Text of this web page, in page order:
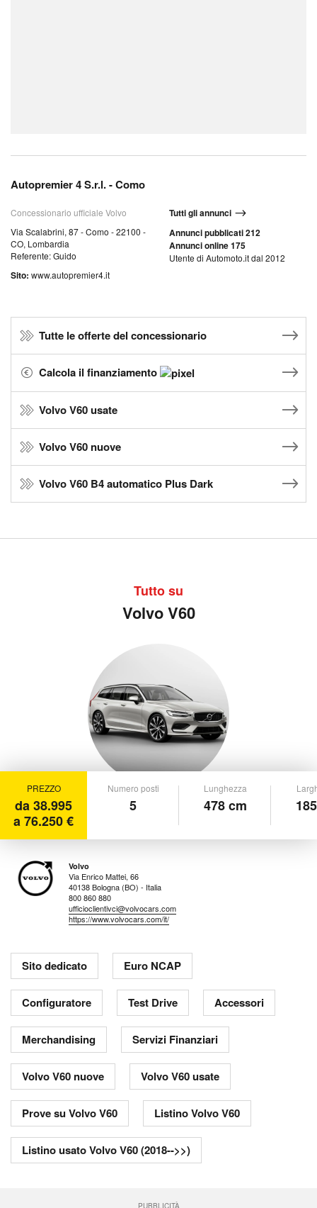
Autopremier 4 S.r.l. - Como
Concessionario ufficiale Volvo
Via Scalabrini, 87 - Como - 22100 -
CO, Lombardia
Referente: Guido
Sito: www.autopremier4.it
Tutti gli annunci
Annunci pubblicati 212
Annunci online 175
Utente di Automoto.it dal 2012
Tutte le offerte del concessionario
Calcola il finanziamento
Volvo V60 usate
Volvo V60 nuove
Volvo V60 B4 automatico Plus Dark
Tutto su
Volvo V60
PREZZO
da 38.995
a 76.250 €
Numero posti
5
Lunghezza
478 cm
Volvo
Via Enrico Mattei, 66
40138 Bologna (BO) - Italia
800 860 880
ufficioclientivci@volvocars.com
https://www.volvocars.com/it/
Sito dedicato Euro NCAP
Configuratore Test Drive Accessori
Merchandising Servizi Finanziari
Volvo V60 nuove Volvo V60 usate
Prove su Volvo V60 Listino Volvo V60
Listino usato Volvo V60 (2018-->>)